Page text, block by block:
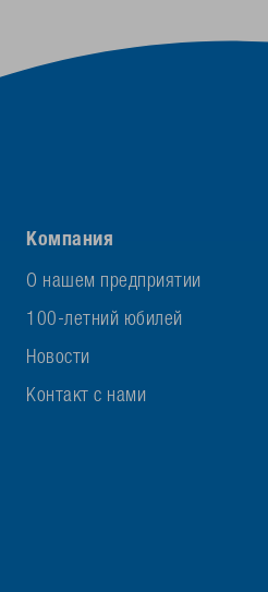
Компания
О нашем предприятии
100-летний юбилей
Новости
Контакт с нами